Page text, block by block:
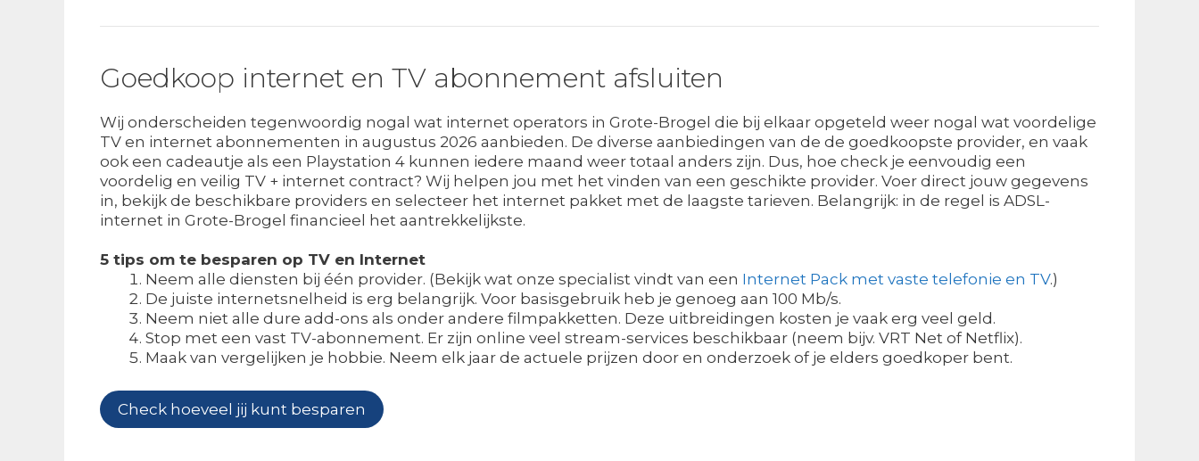
Goedkoop internet en TV abonnement afsluiten
Wij onderscheiden tegenwoordig nogal wat internet operators in Grote-Brogel die bij elkaar opgeteld weer nogal wat voordelige
TV en internet abonnementen in augustus 2026 aanbieden. De diverse aanbiedingen van de de goedkoopste provider, en vaak
ook een cadeautje als een Playstation 4 kunnen iedere maand weer totaal anders zijn. Dus, hoe check je eenvoudig een
voordelig en veilig TV + internet contract? Wij helpen jou met het vinden van een geschikte provider. Voer direct jouw gegevens
in, bekijk de beschikbare providers en selecteer het internet pakket met de laagste tarieven. Belangrijk: in de regel is ADSL-
internet in Grote-Brogel financieel het aantrekkelijkste.
5 tips om te besparen op TV en Internet
Neem alle diensten bij één provider. (Bekijk wat onze specialist vindt van een Internet Pack met vaste telefonie en TV.)
De juiste internetsnelheid is erg belangrijk. Voor basisgebruik heb je genoeg aan 100 Mb/s.
Neem niet alle dure add-ons als onder andere filmpakketten. Deze uitbreidingen kosten je vaak erg veel geld.
Stop met een vast TV-abonnement. Er zijn online veel stream-services beschikbaar (neem bijv. VRT Net of Netflix).
Maak van vergelijken je hobbie. Neem elk jaar de actuele prijzen door en onderzoek of je elders goedkoper bent.
Check hoeveel jij kunt besparen